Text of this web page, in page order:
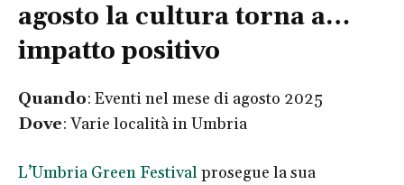
agosto la cultura torna a…
impatto positivo
Quando: Eventi nel mese di agosto 2025
Dove: Varie località in Umbria
L’Umbria Green Festivalprosegue la sua